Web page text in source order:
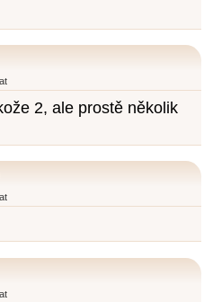
2, ale prostě několik